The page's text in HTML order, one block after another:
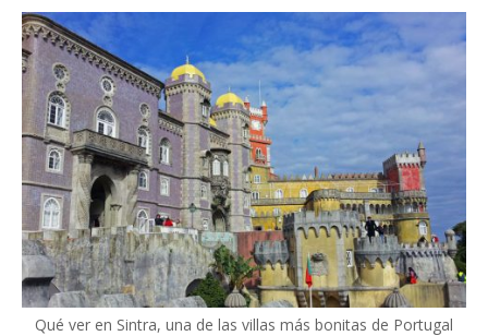
Qué ver en Sintra, una de las villas más bonitas de Portugal